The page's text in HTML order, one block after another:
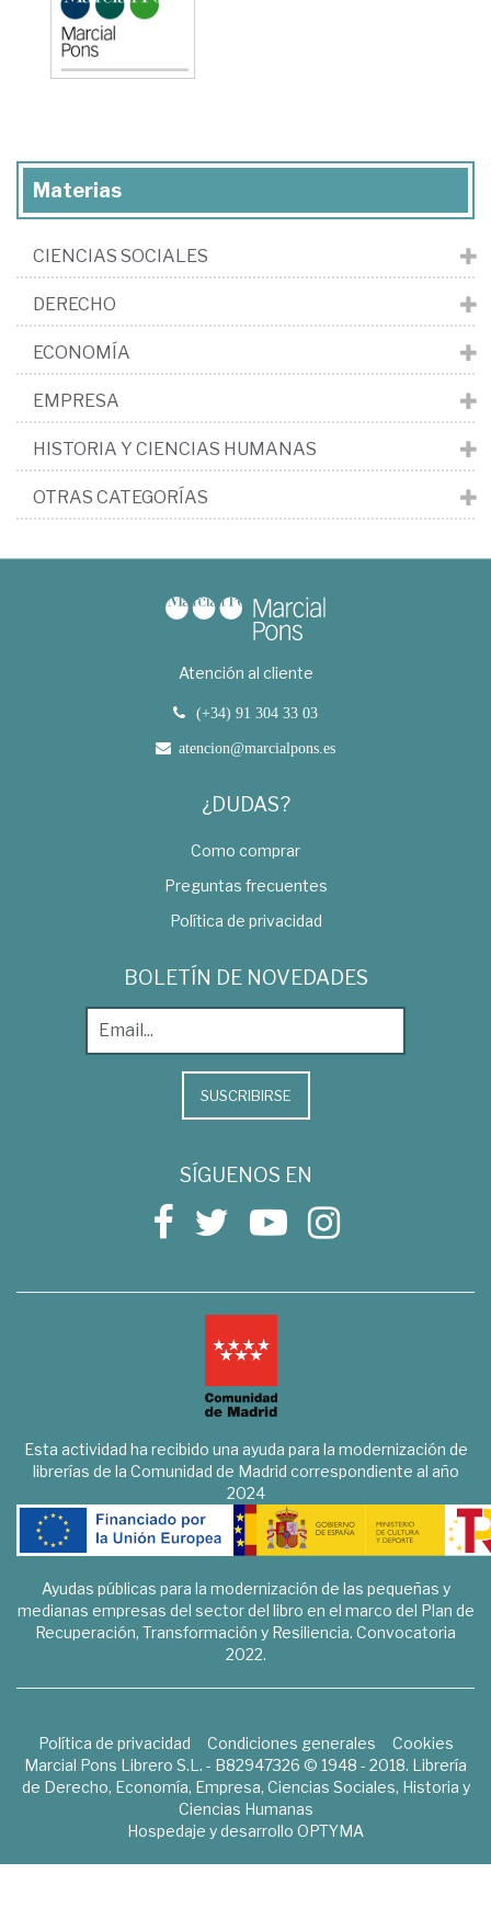
Materias
CIENCIAS SOCIALES
DERECHO
ECONOMÍA
EMPRESA
HISTORIA Y CIENCIAS HUMANAS
OTRAS CATEGORÍAS
Atención al cliente
(+34) 91 304 33 03
atencion@marcialpons.es
¿DUDAS?
Como comprar
Preguntas frecuentes
Política de privacidad
BOLETÍN DE NOVEDADES
SUSCRIBIRSE
SÍGUENOS EN
Esta actividad ha recibido una ayuda para la modernización de
librerías de la Comunidad de Madrid correspondiente al año
2024
Ayudas públicas para la modernización de las pequeñas y
medianas empresas del sector del libro en el marco del Plan de
Recuperación, Transformación y Resiliencia. Convocatoria
2022.
Política de privacidad Condiciones generales
Cookies
Marcial Pons Librero S.L. - B82947326 © 1948 - 2018. Librería
de Derecho, Economía, Empresa, Ciencias Sociales, Historia y
Ciencias Humanas
Hospedaje y desarrollo OPTYMA